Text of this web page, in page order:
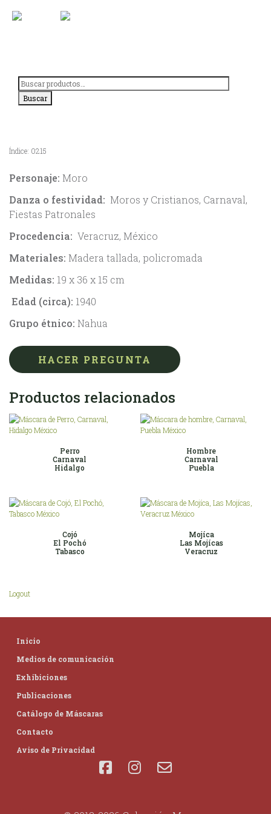
Buscar
por:
Buscar
Índice: 0215
Personaje: Moro
Danza o festividad: Moros y Cristianos, Carnaval,
Fiestas Patronales
Procedencia: Veracruz, México
Materiales: Madera tallada, policromada
Medidas: 19 x 36 x 15 cm
Edad (circa): 1940
Grupo étnico: Nahua
HACER PREGUNTA
Productos relacionados
Perro
Carnaval
Hidalgo
Hombre
Carnaval
Puebla
Cojó
El Pochó
Tabasco
Mojíca
Las Mojícas
Veracruz
Logout
Inicio
Medios de comunicación
Exhibiciones
Publicaciones
Catálogo de Máscaras
Contacto
Aviso de Privacidad